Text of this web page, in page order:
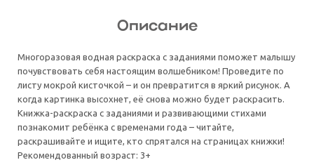
Описание
Многоразовая водная раскраска с заданиями поможет малышу
почувствовать себя настоящим волшебником! Проведите по
листу мокрой кисточкой – и он превратится в яркий рисунок. А
когда картинка высохнет, её снова можно будет раскрасить.
Книжка-раскраска с заданиями и развивающими стихами
познакомит ребёнка с временами года – читайте,
раскрашивайте и ищите, кто спрятался на страницах книжки!
Рекомендованный возраст: 3+